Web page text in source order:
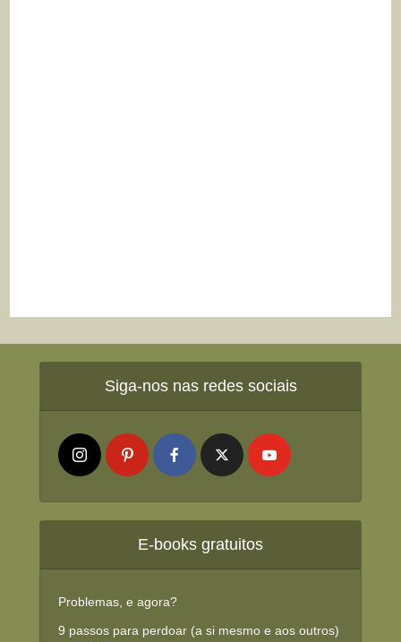
Siga-nos nas redes sociais
E-books gratuitos
Problemas, e agora?
9 passos para perdoar (a si mesmo e aos outros)